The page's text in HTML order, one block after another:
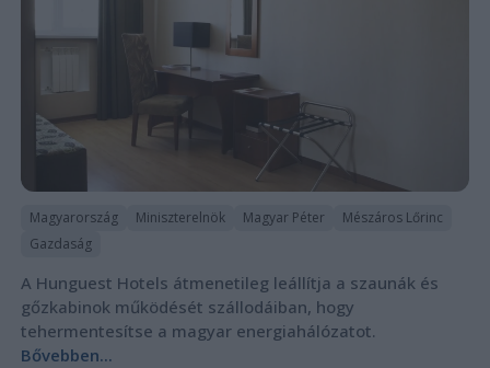
Magyarország Miniszterelnök Magyar Péter
Mészáros Lőrinc
Gazdaság
A Hunguest Hotels átmenetileg leállítja a szaunák és
gőzkabinok működését szállodáiban, hogy
tehermentesítse a magyar energiahálózatot.
Bővebben...